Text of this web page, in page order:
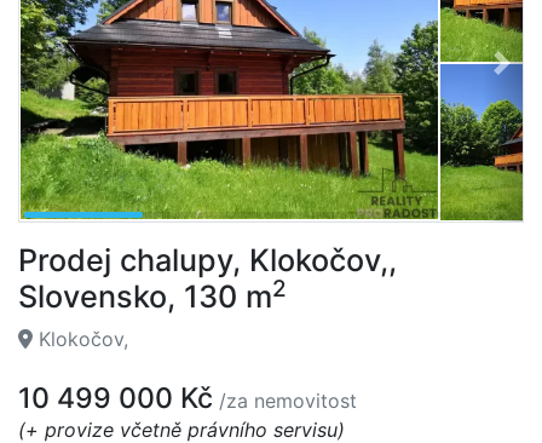
Prodej chalupy, Klokočov,,
Slovensko, 130 m2
Klokočov,
10 499 000 Kč /za nemovitost
(+ provize včetně právního servisu)